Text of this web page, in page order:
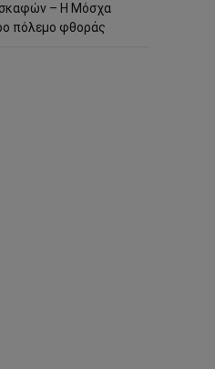
– Η Μόσχα
πόλεμο φθοράς